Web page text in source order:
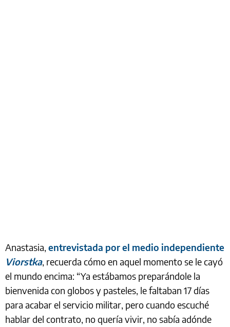
Anastasia, entrevistada por el medio independiente
Viorstka, recuerda cómo en aquel momento se le cayó
el mundo encima: “Ya estábamos preparándole la
bienvenida con globos y pasteles, le faltaban 17 días
para acabar el servicio militar, pero cuando escuché
hablar del contrato, no quería vivir, no sabía adónde